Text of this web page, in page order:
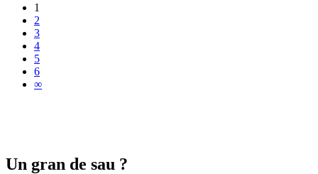
1
2
3
4
5
6
∞
Un gran de sau ?